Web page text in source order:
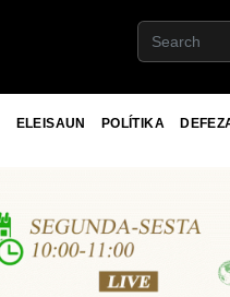
ELEISAUN POLÍTIKA